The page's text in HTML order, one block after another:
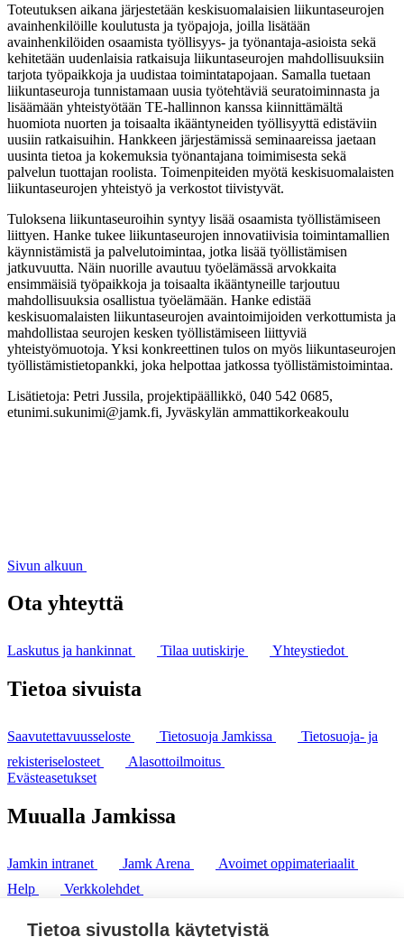
Toteutuksen aikana järjestetään keskisuomalaisien liikuntaseurojen
avainhenkilöille koulutusta ja työpajoja, joilla lisätään
avainhenkilöiden osaamista työllisyys- ja työnantaja-asioista sekä
kehitetään uudenlaisia ratkaisuja liikuntaseurojen mahdollisuuksiin
tarjota työpaikkoja ja uudistaa toimintatapojaan. Samalla tuetaan
liikuntaseuroja tunnistamaan uusia työtehtäviä seuratoiminnasta ja
lisäämään yhteistyötään TE-hallinnon kanssa kiinnittämältä
huomiota nuorten ja toisaalta ikääntyneiden työllisyyttä edistäviin
uusiin ratkaisuihin. Hankkeen järjestämissä seminaareissa jaetaan
uusinta tietoa ja kokemuksia työnantajana toimimisesta sekä
palvelun tuottajan roolista. Toimenpiteiden myötä keskisuomalaisten
liikuntaseurojen yhteistyö ja verkostot tiivistyvät.
Tuloksena liikuntaseuroihin syntyy lisää osaamista työllistämiseen
liittyen. Hanke tukee liikuntaseurojen innovatiivisia toimintamallien
käynnistämistä ja palvelutoimintaa, jotka lisää työllistämisen
jatkuvuutta. Näin nuorille avautuu työelämässä arvokkaita
ensimmäisiä työpaikkoja ja toisaalta ikääntyneille tarjoutuu
mahdollisuuksia osallistua työelämään. Hanke edistää
keskisuomalaisten liikuntaseurojen avaintoimijoiden verkottumista ja
mahdollistaa seurojen kesken työllistämiseen liittyviä
yhteistyömuotoja. Yksi konkreettinen tulos on myös liikuntaseurojen
työllistämistietopankki, joka helpottaa jatkossa työllistämistoimintaa.
Lisätietoja: Petri Jussila, projektipäällikkö, 040 542 0685,
etunimi.sukunimi@jamk.fi, Jyväskylän ammattikorkeakoulu
Sivun alkuun
Ota yhteyttä
Laskutus ja hankinnat Tilaa uutiskirje Yhteystiedot
Tietoa sivuista
Saavutettavuusseloste Tietosuoja Jamkissa
Tietosuoja- ja
rekisteriselosteet
Alasottoilmoitus
Evästeasetukset
Muualla Jamkissa
Jamkin intranet Jamk Arena
Avoimet oppimateriaalit
Help
Verkkolehdet
puh. +358 20 743 8100
Tietoa sivustolla käytetyistä